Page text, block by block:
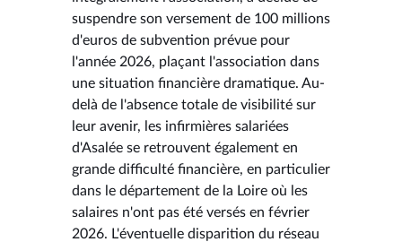
suspendre son versement de 100 millions
d'euros de subvention prévue pour
l'année 2026, plaçant l'association dans
une situation financière dramatique. Au-
delà de l'absence totale de visibilité sur
leur avenir, les infirmières salariées
d'Asalée se retrouvent également en
grande difficulté financière, en particulier
dans le département de la Loire où les
salaires n'ont pas été versés en février
2026. L'éventuelle disparition du réseau